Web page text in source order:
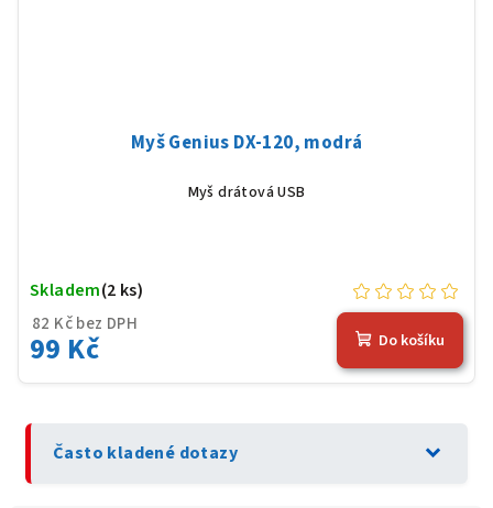
Myš Genius DX-120, modrá
Myš drátová USB
82 Kč bez DPH
99 Kč
Skladem(2 ks)
Do košíku
Často kladené dotazy expand_more